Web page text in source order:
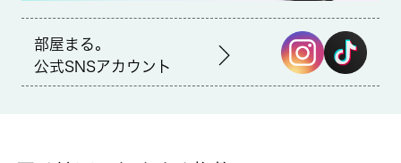
部屋まる。
公式SNSアカウント